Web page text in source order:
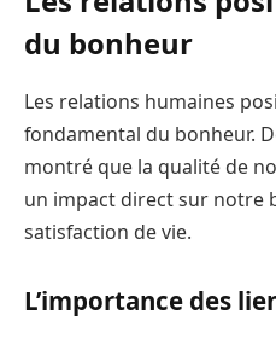
du bonheur
Les relations humaines
fondamental du bonheur.
montré que la qualité de
un impact direct sur notre
satisfaction de vie.
L’importance des